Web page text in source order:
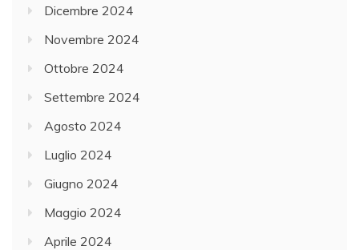
Dicembre 2024
Novembre 2024
Ottobre 2024
Settembre 2024
Agosto 2024
Luglio 2024
Giugno 2024
Maggio 2024
Aprile 2024